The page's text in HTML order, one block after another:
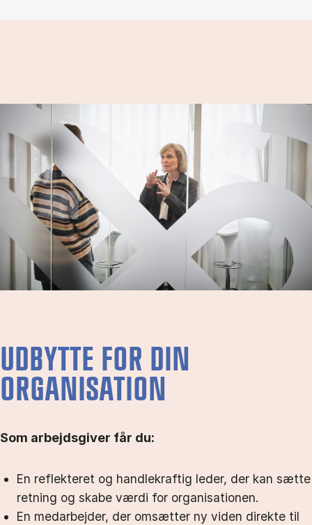
UDBYTTE FOR DIN
ORGANISATION
Som arbejdsgiver får du:
En reflekteret og handlekraftig leder, der kan sætte
retning og skabe værdi for organisationen.
En medarbejder, der omsætter ny viden direkte til